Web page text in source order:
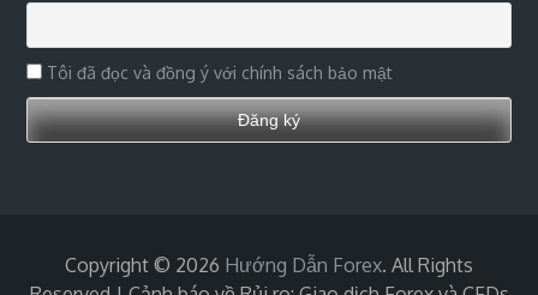
Tôi đã đọc và đồng ý với chính sách bảo mật
Copyright © 2026 Hướng Dẫn Forex. All Rights